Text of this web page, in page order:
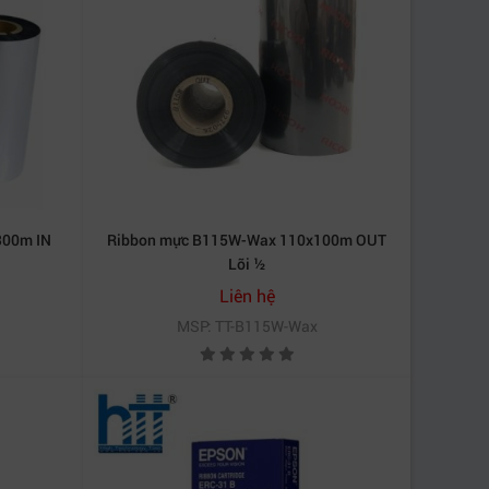
có thể sử dụng – tuy nhiên nên kiểm tra kỹ
hãng như ERC38B được phân phối bởi
doanh nghiệp đang sử dụng máy in hóa
IN
Ribbon mực B115W-Wax 110x100m OUT
Lõi ½
Liên hệ
MSP: TT-B115W-Wax